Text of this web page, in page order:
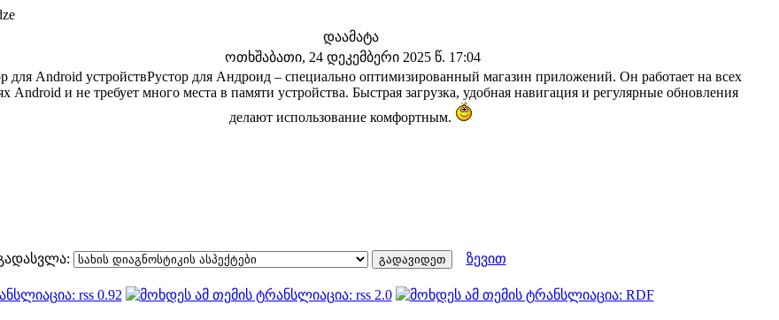
დაამატა
ოთხშაბათი, 24 დეკემბერი 2025 წ. 17:04
для Android устройствРустор для Андроид – специально оптимизированный магазин приложений. Он работает на всех
Android и не требует много места в памяти устройства. Быстрая загрузка, удобная навигация и регулярные обновления
делают использование комфортным.
ზევით